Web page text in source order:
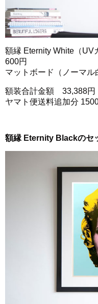
額縁 Eternity White（
600円
マットボード（ノーマ
額装合計金額 33,388円
ヤマト便送料追加分
額縁 Eternity Blackのセ